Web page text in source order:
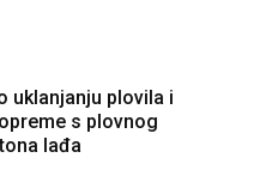
uklanjanju plovila i
s plovnog
lađa